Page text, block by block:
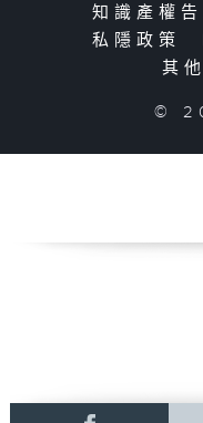
知識產權
私隱政策
其
©